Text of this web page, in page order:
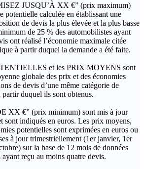
JUSQU’À XX €” (prix maximum)
potentielle calculée en établissant une
de devis la plus élevée et la plus basse
de 25 % des automobilistes ayant
ont réalisé l’économie maximale citée
à partir duquel la demande a été faite.
et les PRIX MOYENS sont
globale des prix et des économies
de devis d’une même catégorie de
partir duquel ils sont obtenus.
XX €” (prix minimum) sont mis à jour
sont indiqués en euros. Les prix moyens,
potentielles sont exprimées en euros ou
à jour trimestriellement (1er janvier, 1er
sur la base de 12 mois de données
reçu au moins quatre devis.